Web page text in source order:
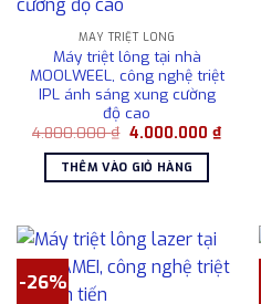
MÁY TRIỆT LÔNG
Máy triệt lông tại nhà
MOOLWEEL, công nghệ triệt
IPL ánh sáng xung cường
độ cao
4.800.000₫ Giá
là:
4.800.000 ₫.
4.000.000 ₫Giá
hiện
THÊM VÀO GIỎ HÀNG
-26%